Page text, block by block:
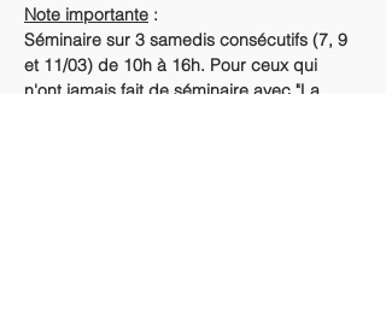
Note importante :
Séminaire sur 3 samedis consécutifs (7, 9
et 11/03) de 10h à 16h. Pour ceux qui
n'ont jamais fait de séminaire avec "La